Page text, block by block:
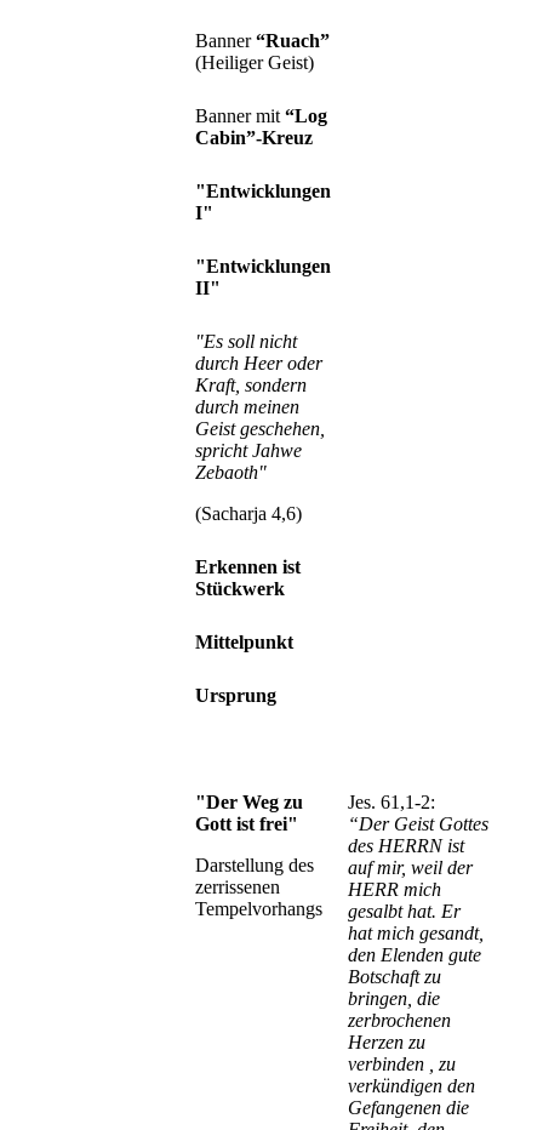
Banner“Ruach”
(Heiliger Geist)
Banner mit “Log
Cabin”-Kreuz
"Entwicklungen
I"
"Entwicklungen
II"
"Es soll nicht
durch Heer oder
Kraft, sondern
durch meinen
Geist geschehen,
spricht Jahwe
Zebaoth"
(Sacharja 4,6)
Erkennen ist
Stückwerk
Mittelpunkt
Ursprung
"Der Weg zu
Gott ist frei"
Darstellung des
zerrissenen
Tempelvorhangs
Jes. 61,1-2:
“Der Geist Gottes
des HERRN ist
auf mir, weil der
HERR mich
gesalbt hat. Er
hat mich gesandt,
den Elenden gute
Botschaft zu
bringen, die
zerbrochenen
Herzen zu
verbinden , zu
verkündigen den
Gefangenen die